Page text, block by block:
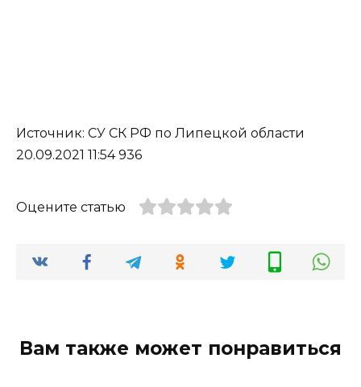
Источник: СУ СК РФ по Липецкой области
20.09.2021 11:54 936
Оцените статью
Вам также может понравиться